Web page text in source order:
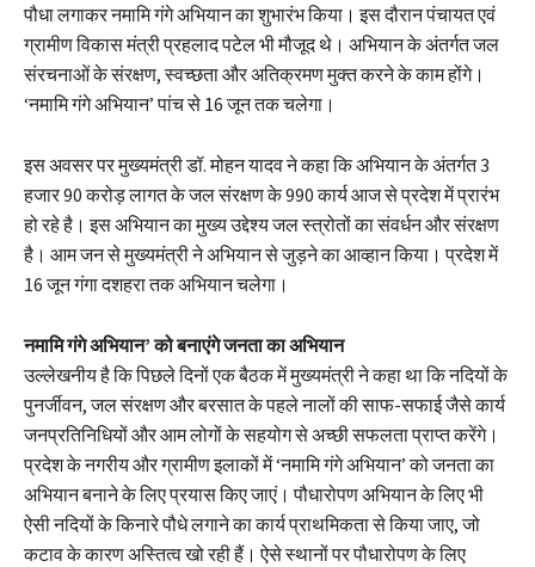
पौधा लगाकर नमामि गंगे अभियान का शुभारंभ किया। इस दौरान पंचायत एवं
ग्रामीण विकास मंत्री प्रहलाद पटेल भी मौजूद थे। अभियान के अंतर्गत जल
संरचनाओं के संरक्षण, स्वच्छता और अतिक्रमण मुक्त करने के काम होंगे।
‘नमामि गंगे अभियान’ पांच से 16 जून तक चलेगा।
इस अवसर पर मुख्यमंत्री डॉ. मोहन यादव ने कहा कि अभियान के अंतर्गत 3
हजार 90 करोड़ लागत के जल संरक्षण के 990 कार्य आज से प्रदेश में प्रारंभ
हो रहे है। इस अभियान का मुख्य उद्देश्य जल स्त्रोतों का संवर्धन और संरक्षण
है। आम जन से मुख्यमंत्री ने अभियान से जुड़ने का आव्हान किया। प्रदेश में
16 जून गंगा दशहरा तक अभियान चलेगा।
नमामि गंगे अभियान’ को बनाएंगे जनता का अभियान
उल्लेखनीय है कि पिछले दिनों एक बैठक में मुख्यमंत्री ने कहा था कि नदियों के
पुनर्जीवन, जल संरक्षण और बरसात के पहले नालों की साफ-सफाई जैसे कार्य
जनप्रतिनिधियों और आम लोगों के सहयोग से अच्छी सफलता प्राप्त करेंगे।
प्रदेश के नगरीय और ग्रामीण इलाकों में ‘नमामि गंगे अभियान’ को जनता का
अभियान बनाने के लिए प्रयास किए जाएं। पौधारोपण अभियान के लिए भी
ऐसी नदियों के किनारे पौधे लगाने का कार्य प्राथमिकता से किया जाए, जो
कटाव के कारण अस्तित्व खो रही हैं। ऐसे स्थानों पर पौधारोपण के लिए